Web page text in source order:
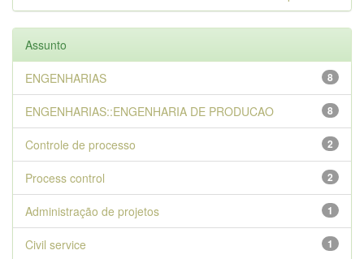
Assunto
8
ENGENHARIAS
8
ENGENHARIAS::ENGENHARIA DE PRODUCAO
2
Controle de processo
2
Process control
1
Administração de projetos
1
Civil service